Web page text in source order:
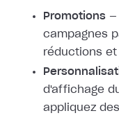
Promotions —
campagnes
réductions et
d'affichage
appliquez